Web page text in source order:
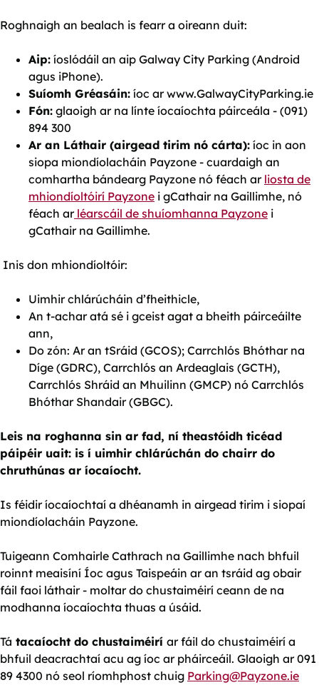
Roghnaigh an bealach is fearr a oireann duit:
Aip: íoslódáil an aip Galway City Parking (Android
agus iPhone).
Suíomh Gréasáin: íoc ar www.GalwayCityParking.ie
Fón: glaoigh ar na línte íocaíochta páirceála - (091)
894 300
Ar an Láthair (airgead tirim nó cárta): íoc in aon
siopa miondíolacháin Payzone - cuardaigh an
comhartha bándearg Payzone nó féach ar liosta de
mhiondíoltóirí Payzone i gCathair na Gaillimhe, nó
féach arléarscáil de shuíomhanna Payzone i
gCathair na Gaillimhe.
Inis don mhiondíoltóir:
Uimhir chlárúcháin d’fheithicle,
An t-achar atá sé i gceist agat a bheith páirceáilte
ann,
Do zón: Ar an tSráid (GCOS); Carrchlós Bhóthar na
Díge (GDRC), Carrchlós an Ardeaglais (GCTH),
Carrchlós Shráid an Mhuilinn (GMCP) nó Carrchlós
Bhóthar Shandair (GBGC).
Leis na roghanna sin ar fad, ní theastóidh ticéad
páipéir uait: is í uimhir chlárúchán do chairr do
chruthúnas ar íocaíocht.
Is féidir íocaíochtaí a dhéanamh in airgead tirim i siopaí
miondíolacháin Payzone.
Tuigeann Comhairle Cathrach na Gaillimhe nach bhfuil
roinnt meaisíní Íoc agus Taispeáin ar an tsráid ag obair
fáil faoi láthair - moltar do chustaiméirí ceann de na
modhanna íocaíochta thuas a úsáid.
Tá tacaíocht do chustaiméirí ar fáil do chustaiméirí a
bhfuil deacrachtaí acu ag íoc ar pháirceáil. Glaoigh ar 091
89 4300 nó seol ríomhphost chuig Parking@Payzone.ie